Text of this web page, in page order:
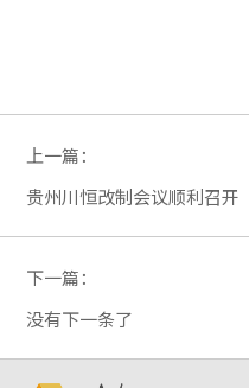
上一篇：
贵州川恒改制会议顺利召开
下一篇：
没有下一条了